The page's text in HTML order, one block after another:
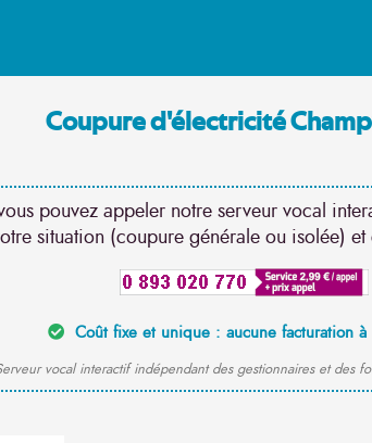
Coupure d'électricité
pouvez appeler notre serveur vocal
situation (coupure générale ou isolée) et
Coût fixe et unique : aucune facturation à
vocal interactif indépendant des gestionnaires et des